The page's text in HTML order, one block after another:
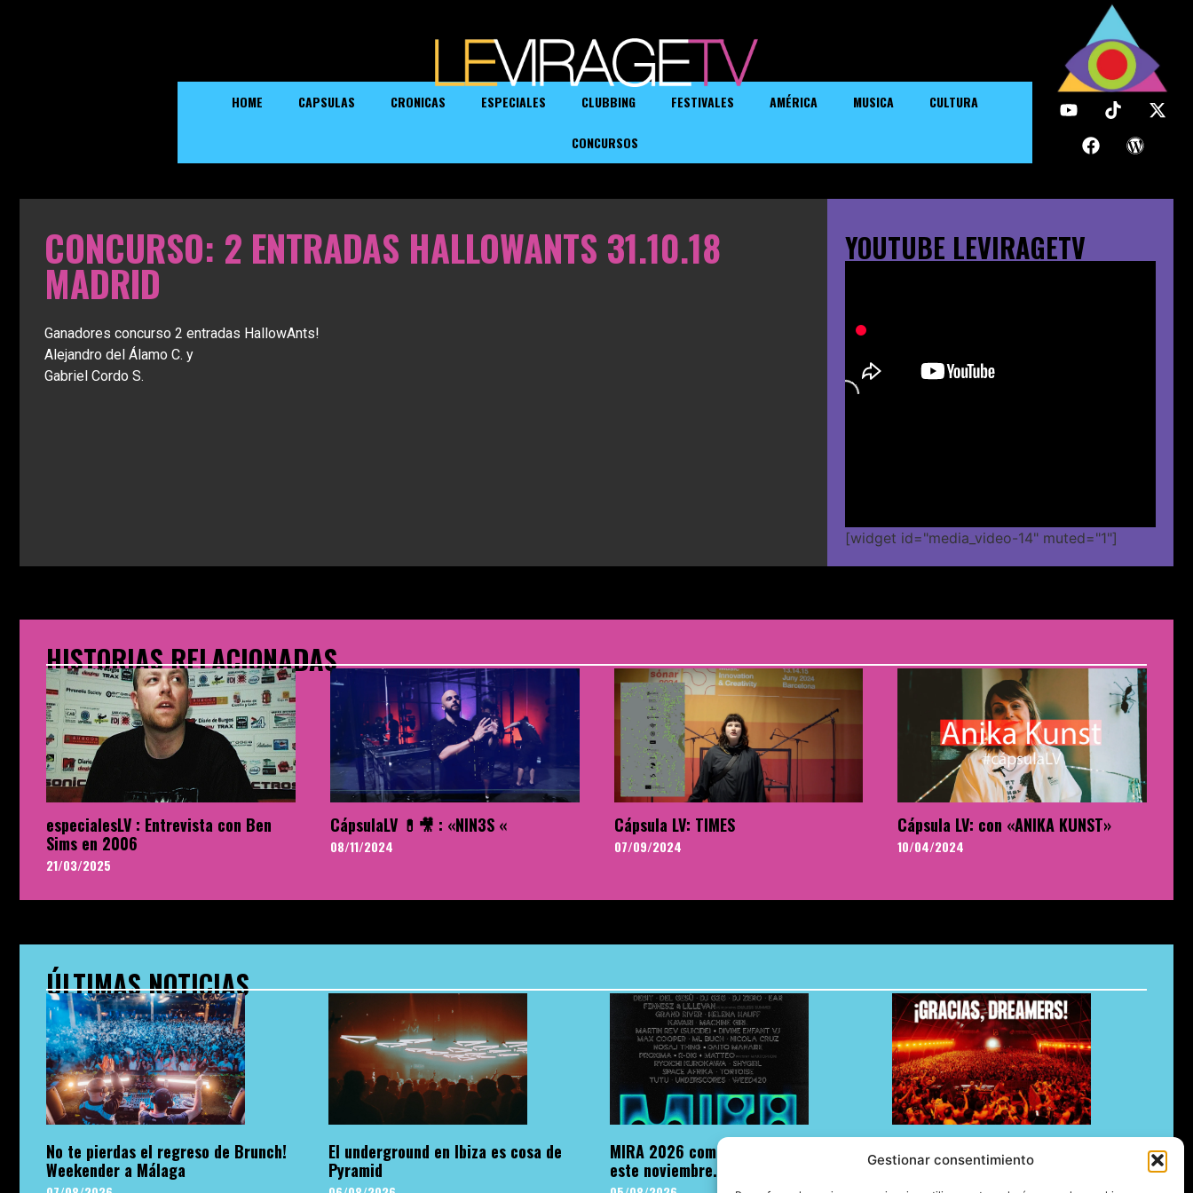
Gestionar consentimiento
HOME CAPSULAS CRONICAS ESPECIALES CLUBBING FESTIVALES AMÉRICA MUSICA CULTURA
CONCURSOS
CONCURSO: 2 ENTRADAS HALLOWANTS 31.10.18
MADRID
Ganadores concurso 2 entradas HallowAnts!
Alejandro del Álamo C. y
Gabriel Cordo S.
YOUTUBE LEVIRAGETV
[widget id="media_video-14" muted="1"]
HISTORIAS RELACIONADAS
especialesLV : Entrevista con Ben
Sims en 2006
21/03/2025
CápsulaLV 💊🎥 : «NIN3S «
08/11/2024
Cápsula LV: TIMES
07/09/2024
Cápsula LV: con «ANIKA KUNST»
10/04/2024
ÚLTIMAS NOTICIAS
No te pierdas el regreso de Brunch!
Weekender a Málaga
El underground en Ibiza es cosa de
Pyramid
MIRA 2026 completa su Line Up para
este noviembre.
Dreambeach no defrauda en su
estreno en Vélez-Málaga y abre su
nueva etapa en la Costa del Sol